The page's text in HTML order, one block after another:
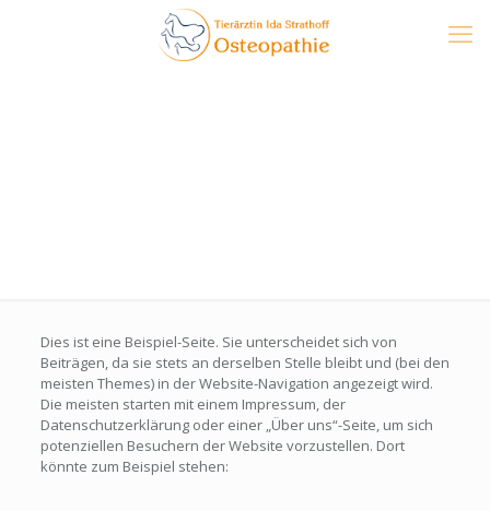
Dies ist eine Beispiel-Seite. Sie unterscheidet sich von
Beiträgen, da sie stets an derselben Stelle bleibt und (bei den
meisten Themes) in der Website-Navigation angezeigt wird.
Die meisten starten mit einem Impressum, der
Datenschutzerklärung oder einer „Über uns“-Seite, um sich
potenziellen Besuchern der Website vorzustellen. Dort
könnte zum Beispiel stehen: